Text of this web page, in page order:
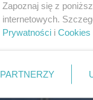
Zapoznaj się z
internetowych.
Prywatności i Cookies
PARTNERZY